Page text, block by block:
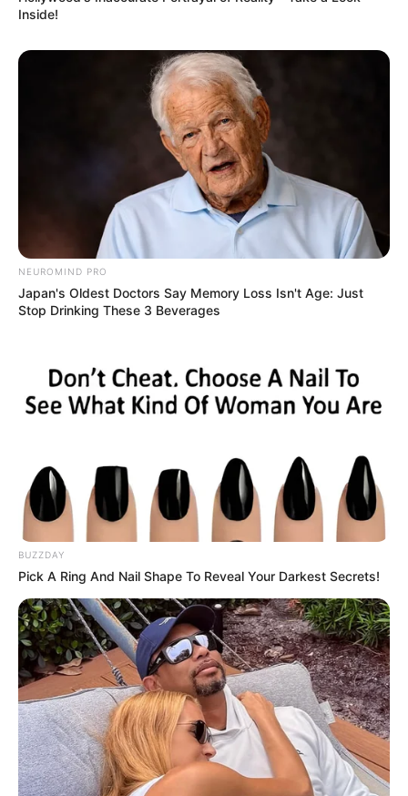
Inside!
NEUROMIND PRO
Japan's Oldest Doctors Say Memory Loss Isn't Age: Just
Stop Drinking These 3 Beverages
BUZZDAY
Pick A Ring And Nail Shape To Reveal Your Darkest Secrets!